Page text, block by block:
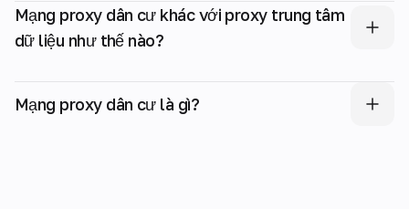
Mạng proxy dân cư khác với proxy trung tâm
dữ liệu như thế nào?
Mạng proxy dân cư là gì?